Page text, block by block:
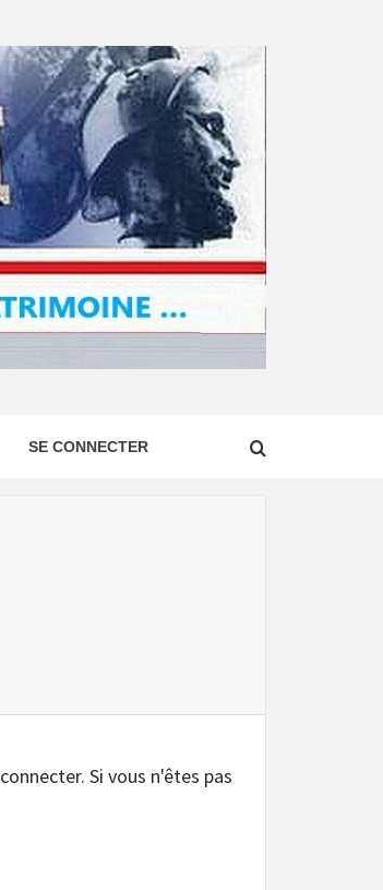
SE CONNECTER
Si vous n'êtes pas